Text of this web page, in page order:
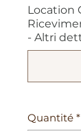
Location
- Altri
Quantité *